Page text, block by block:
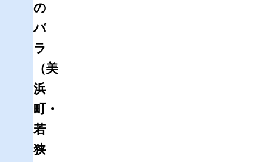
の
バ
ラ
（美
浜
町・
若
狭